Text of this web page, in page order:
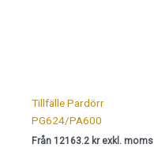
Tillfälle Pardörr
PG624/PA600
Från 12163.2 kr exkl. moms